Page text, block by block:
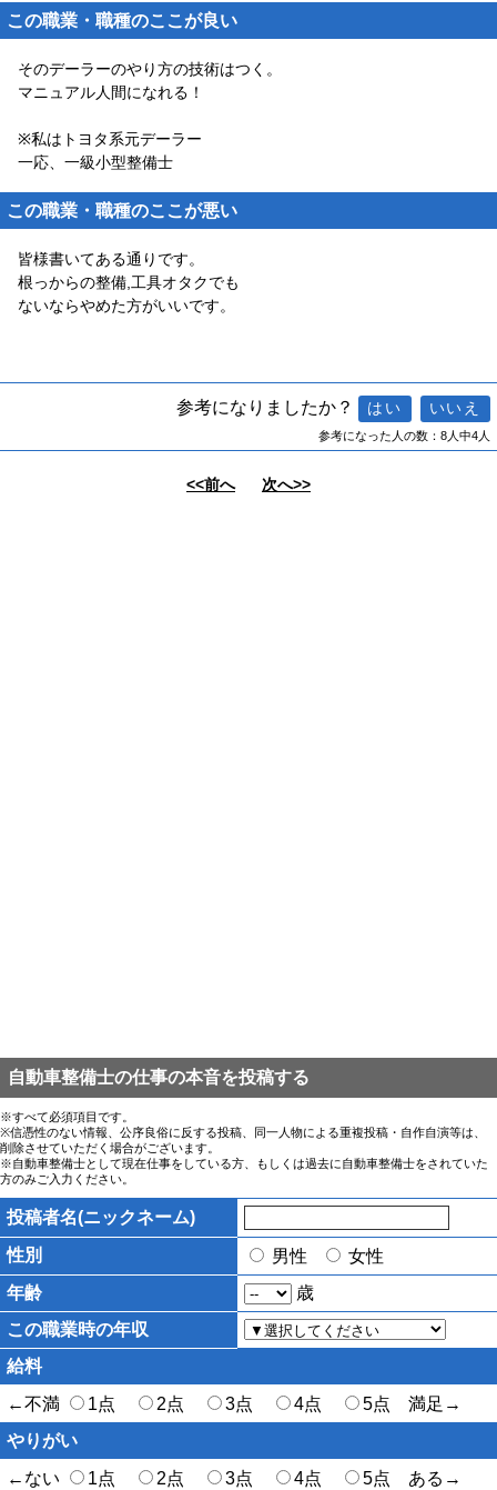
この職業・職種のここが良い
そのデーラーのやり方の技術はつく。
マニュアル人間になれる！
※私はトヨタ系元デーラー
一応、一級小型整備士
この職業・職種のここが悪い
皆様書いてある通りです。
根っからの整備,工具オタクでも
ないならやめた方がいいです。
参考になりましたか？
参考になった人の数：8人中4人
<<前へ 次へ>>
自動車整備士の仕事の本音を投稿する
※すべて必須項目です。
※信憑性のない情報、公序良俗に反する投稿、同一人物による重複投稿・自作自演等は、
削除させていただく場合がございます。
※自動車整備士として現在仕事をしている方、もしくは過去に自動車整備士をされていた
方のみご入力ください。
投稿者名(ニックネーム)
性別
男性
女性
年齢
歳
この職業時の年収
給料
←不満
1点 2点 3点 4点
5点 満足→
やりがい
←ない
1点 2点 3点 4点
5点 ある→